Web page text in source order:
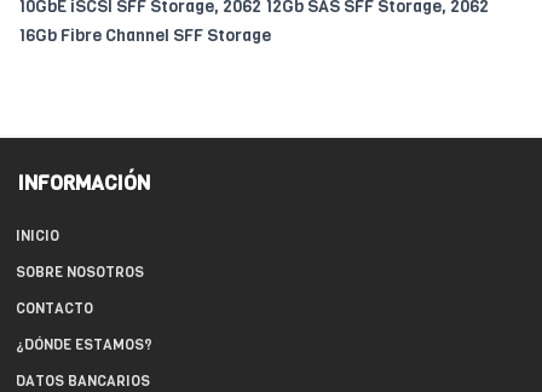
10GbE iSCSI SFF Storage, 2062 12Gb SAS SFF Storage, 2062
16Gb Fibre Channel SFF Storage
INFORMACIÓN
INICIO
SOBRE NOSOTROS
CONTACTO
¿DÓNDE ESTAMOS?
DATOS BANCARIOS